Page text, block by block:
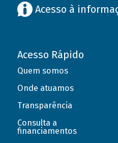
Acesso à
Acesso Rápido
Quem somos
Onde atuamos
Transparência
Consulta a
financiamentos